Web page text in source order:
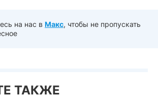
на нас в Макс, чтобы не пропускать
ТАКЖЕ